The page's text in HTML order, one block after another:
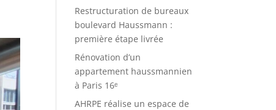
Restructuration de bureaux
boulevard Haussmann :
première étape livrée
Rénovation d’un
appartement haussmannien
à Paris 16ᵉ
AHRPE réalise un espace de